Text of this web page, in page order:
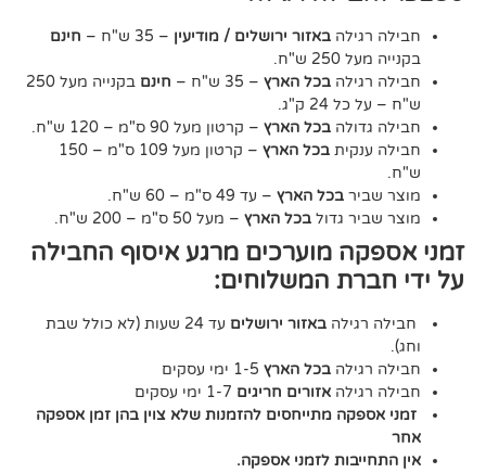
באזור ירושלים / מודיעין– 35 ש"ח –
חינם
בכל הארץ– 35 ש"ח – חינם
בקנייה מעל 250
בכל הארץ – קרטון מעל 90 ס"מ – 120 ש"ח.
בכל הארץ – קרטון מעל 109 ס"מ – 150
בכל הארץ– עד 49 ס"מ – 60 ש"ח.
גדול
בכל הארץ– מעל 50 ס"מ – 200 ש"ח.
מוערכים מרגע איסוף החבילה
המשלוחים:
באזור ירושלים עד 24 שעות (לא כולל שבת
בכל הארץ1-5 ימי עסקים
אזורים חריגים1-7 ימי עסקים
מתייחסים להזמנות שלא צוין בהן זמן אספקה
לזמני אספקה.